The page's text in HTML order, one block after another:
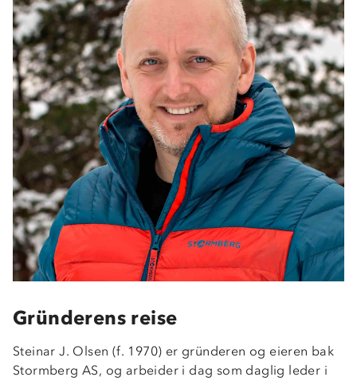
Gründerens reise
Steinar J. Olsen (f. 1970) er gründeren og eieren bak
Stormberg AS, og arbeider i dag som daglig leder i